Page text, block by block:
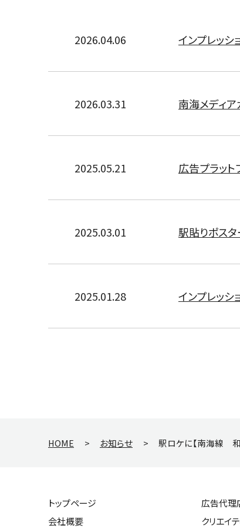
2026.04.06 インプレッ
2026.03.31 南海メディ
2025.05.21 広告プラット
2025.03.01 駅貼りポス
2025.01.28 インプレッ
HOME > お知らせ > 駅ロケに【南海線 和
トップページ
会社概要
広告代理
クリエイ